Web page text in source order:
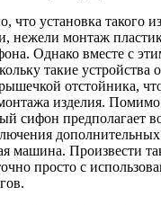
что установка такого
нежели монтаж
Однако вместе с
такие устройства
отстойника,
изделия. Помимо
сифон предполагает
машина. Произвести
просто с